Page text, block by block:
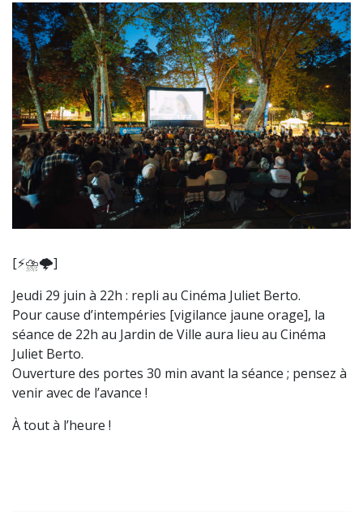
[⚡️⛈️🌩️]
Jeudi 29 juin à 22h : repli au Cinéma Juliet Berto.
Pour cause d’intempéries [vigilance jaune orage], la
séance de 22h au Jardin de Ville aura lieu au Cinéma
Juliet Berto.
Ouverture des portes 30 min avant la séance ; pensez à
venir avec de l’avance !
À tout à l’heure !